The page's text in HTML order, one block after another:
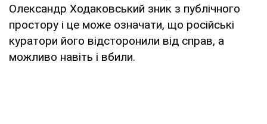
Олександр Ходаковський зник з публічного
простору і це може означати, що російські
куратори його відсторонили від справ, а
можливо навіть і вбили.